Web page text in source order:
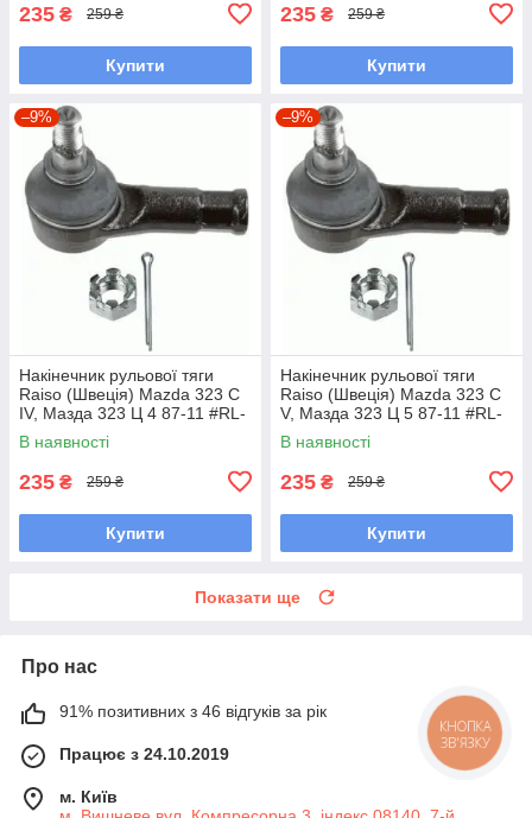
235 ₴ 259 ₴
Купити
235 ₴ 259 ₴
Купити
–9%
Накінечник рульової тяги
Raiso (Швеція) Mazda 323 C
IV, Мазда 323 Ц 4 87-11 #RL-
232280M UAAWYRA7
В наявності
235 ₴ 259 ₴
Купити
–9%
Накінечник рульової тяги
Raiso (Швеція) Mazda 323 C
V, Мазда 323 Ц 5 87-11 #RL-
232280M UAAWYRA7
В наявності
235 ₴ 259 ₴
Купити
Показати ще
Про нас
91% позитивних з 46 відгуків за рік
Працює з 24.10.2019
м. Київ
КНОПКА
ЗВ'ЯЗКУ